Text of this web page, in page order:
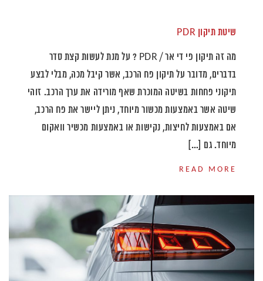
שיטת תיקון PDR
מה זה תיקון פי די אר / PDR ? על מנת לעשות קצת סדר
בדברים, מדובר על תיקון פח הרכב, אשר קיבל מכה, מבלי לבצע
תיקוני פחחות בשיטה המוכרת שאף מורידה את ערך הרכב. זוהי
שיטה אשר באמצעות מכשור מיוחד, ניתן ליישר את פח הרכב,
אם באמצעות לחיצות, נקישות או באמצעות מכשיר וואקום
מיוחד. גם […]
READ MORE